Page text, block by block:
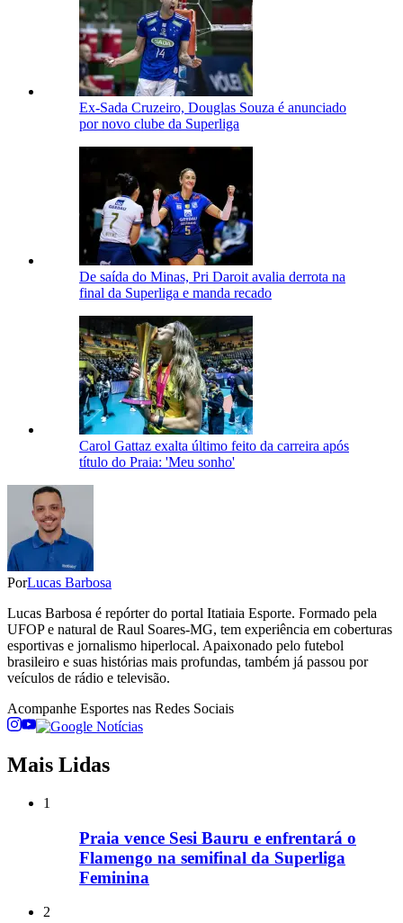
Ex-Sada Cruzeiro, Douglas Souza é anunciado
por novo clube da Superliga
De saída do Minas, Pri Daroit avalia derrota na
final da Superliga e manda recado
Carol Gattaz exalta último feito da carreira após
título do Praia: 'Meu sonho'
PorLucas Barbosa
Lucas Barbosa é repórter do portal Itatiaia Esporte. Formado pela
UFOP e natural de Raul Soares-MG, tem experiência em coberturas
esportivas e jornalismo hiperlocal. Apaixonado pelo futebol
brasileiro e suas histórias mais profundas, também já passou por
veículos de rádio e televisão.
Acompanhe Esportes nas Redes Sociais
Mais Lidas
1
Praia vence Sesi Bauru e enfrentará o
Flamengo na semifinal da Superliga
Feminina
2